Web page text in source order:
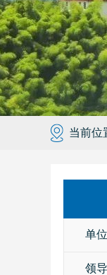
当前位
单
领